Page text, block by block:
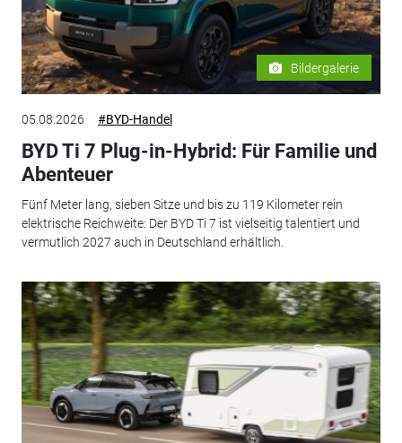
Bildergalerie
05.08.2026 #BYD-Handel
BYD Ti 7 Plug-in-Hybrid: Für Familie und
Abenteuer
Fünf Meter lang, sieben Sitze und bis zu 119 Kilometer rein
elektrische Reichweite: Der BYD Ti 7 ist vielseitig talentiert und
vermutlich 2027 auch in Deutschland erhältlich.